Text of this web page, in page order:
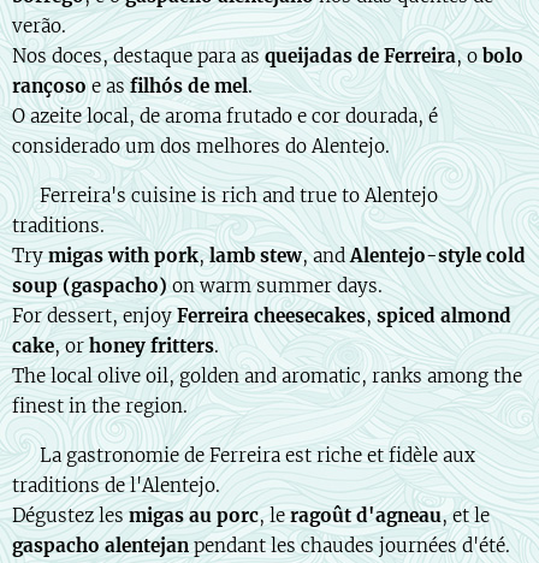
verão.
Nos doces, destaque para asqueijadas de Ferreira, o bolo
rançosoe asfilhós de mel.
O azeite local, de aroma frutado e cor dourada, é
considerado um dos melhores do Alentejo.
🇬🇧 Ferreira's cuisine is rich and true to Alentejo
traditions.
Trymigas with pork,lamb stew, andAlentejo-style cold
soup (gaspacho)on warm summer days.
For dessert, enjoyFerreira cheesecakes,spiced almond
cake, or honey fritters.
The local olive oil, golden and aromatic, ranks among the
finest in the region.
🇫🇷 La gastronomie de Ferreira est riche et fidèle aux
traditions de l'Alentejo.
Dégustez lesmigas au porc, leragoût d'agneau, et le
gaspacho alentejanpendant les chaudes journées d'été.